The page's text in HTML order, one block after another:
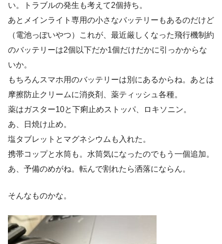
い。トラブルの発生も考えて2個持ち。
あとメインライト専用の小さなバッテリーもあるのだけど
（電池っぽいやつ）これが、最近厳しくなった飛行機制約
のバッテリーは2個以下だか1個だけだかに引っかからな
いか。
もちろんスマホ用のバッテリーは別にあるからね。あとは
摩擦防止クリームに消炎剤、薬ティッシュ各種。
薬はガスター10と下痢止めストッパ、ロキソニン。
あ、日焼け止め。
塩タブレットとマグネシウムも入れた。
携帯コップと水筒も。水筒気になったのでもう一個追加。
あ、予備のめがね。転んで割れたら洒落にならん。
そんなものかな。